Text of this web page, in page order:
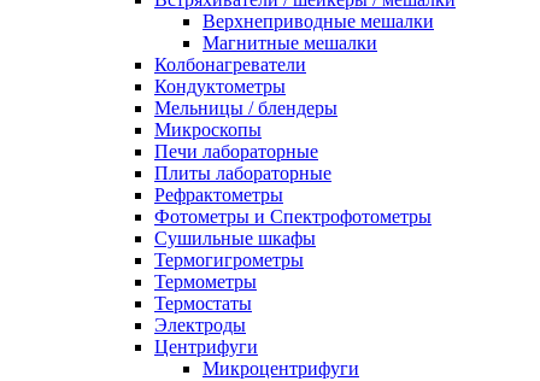
Верхнеприводные мешалки
Магнитные мешалки
Колбонагреватели
Кондуктометры
Мельницы / блендеры
Микроскопы
Печи лабораторные
Плиты лабораторные
Рефрактометры
Фотометры и Спектрофотометры
Сушильные шкафы
Термогигрометры
Термометры
Термостаты
Электроды
Центрифуги
Микроцентрифуги